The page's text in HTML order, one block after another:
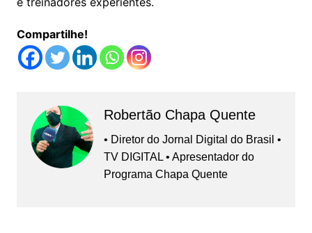
Compartilhe!
Robertão Chapa Quente
• Diretor do Jornal Digital do Brasil •
TV DIGITAL • Apresentador do
Programa Chapa Quente